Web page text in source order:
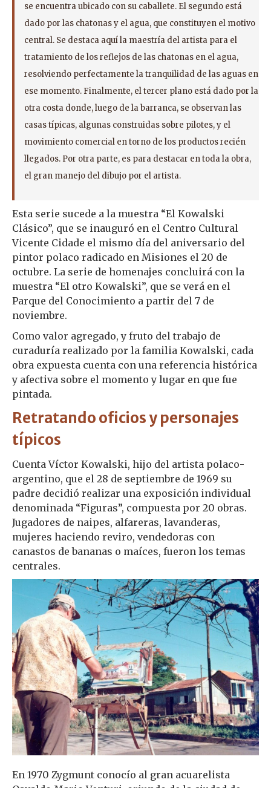
se encuentra ubicado con su caballete. El segundo está
dado por las chatonas y el agua, que constituyen el motivo
central. Se destaca aquí la maestría del artista para el
tratamiento de los reflejos de las chatonas en el agua,
resolviendo perfectamente la tranquilidad de las aguas en
ese momento. Finalmente, el tercer plano está dado por la
otra costa donde, luego de la barranca, se observan las
casas típicas, algunas construidas sobre pilotes, y el
movimiento comercial en torno de los productos recién
llegados. Por otra parte, es para destacar en toda la obra,
el gran manejo del dibujo por el artista.
Esta serie sucede a la muestra “El Kowalski
Clásico”, que se inauguró en el Centro Cultural
Vicente Cidade el mismo día del aniversario del
pintor polaco radicado en Misiones el 20 de
octubre. La serie de homenajes concluirá con la
muestra “El otro Kowalski”, que se verá en el
Parque del Conocimiento a partir del 7 de
noviembre.
Como valor agregado, y fruto del trabajo de
curaduría realizado por la familia Kowalski, cada
obra expuesta cuenta con una referencia histórica
y afectiva sobre el momento y lugar en que fue
pintada.
Retratando oficios y personajes
típicos
Cuenta Víctor Kowalski, hijo del artista polaco-
argentino, que el 28 de septiembre de 1969 su
padre decidió realizar una exposición individual
denominada “Figuras”, compuesta por 20 obras.
Jugadores de naipes, alfareras, lavanderas,
mujeres haciendo reviro, vendedoras con
canastos de bananas o maíces, fueron los temas
centrales.
En 1970 Zygmunt conocío al gran acuarelista